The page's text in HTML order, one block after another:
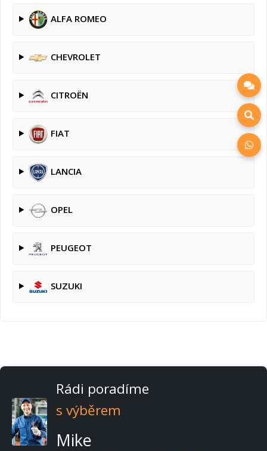
ALFA ROMEO
CHEVROLET
CITROËN
FIAT
LANCIA
OPEL
PEUGEOT
SUZUKI
Rádi poradíme
s výběrem
Mike